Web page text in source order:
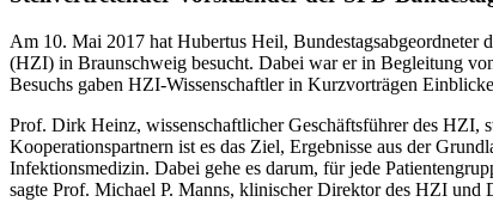
Am 10. Mai 2017 hat Hubertus Heil, Bundestagsabgeordneter
(HZI) in Braunschweig besucht. Dabei war er in Begleitung
Besuchs gaben HZI-Wissenschaftler in Kurzvorträgen
Prof. Dirk Heinz, wissenschaftlicher Geschäftsführer des HZI,
Kooperationspartnern ist es das Ziel, Ergebnisse aus der
Infektionsmedizin. Dabei gehe es darum, für jede
sagte Prof. Michael P. Manns, klinischer Direktor des HZI